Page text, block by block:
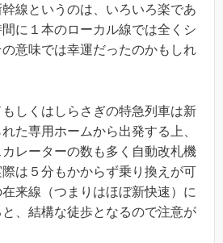
線というのは、いろいろ楽であ
に１本のローカル線では全くシ
意味では幸運だったのかもしれ
しくはしらさぎの特急列車は新
た専用ホームから出発する上、
レーターの数も多く自動改札機
は５分もかからず乗り換えが可
来線（つまりはほぼ新快速）に
、結構な徒歩となるので注意が